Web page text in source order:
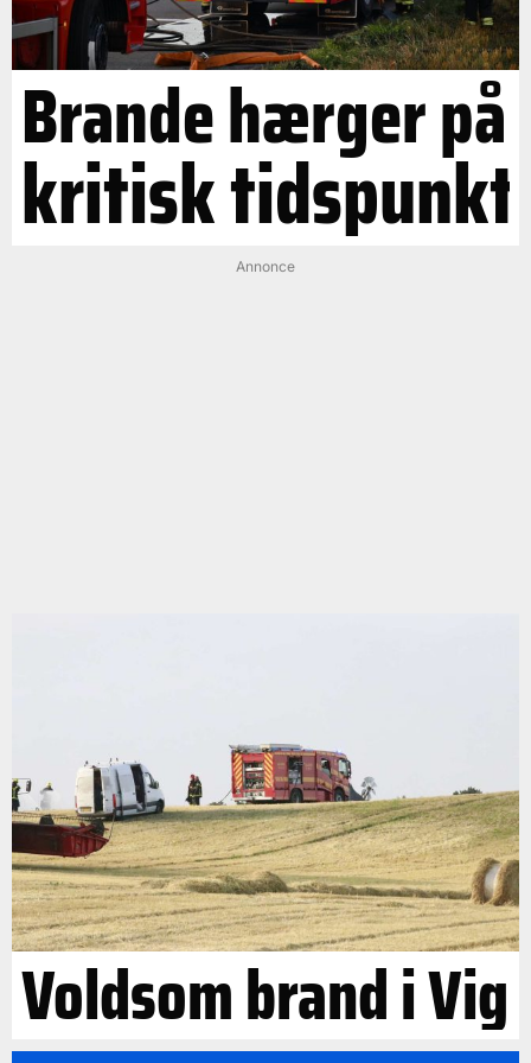
Brande hærger på
kritisk tidspunkt
Annonce
Voldsom brand i Vig